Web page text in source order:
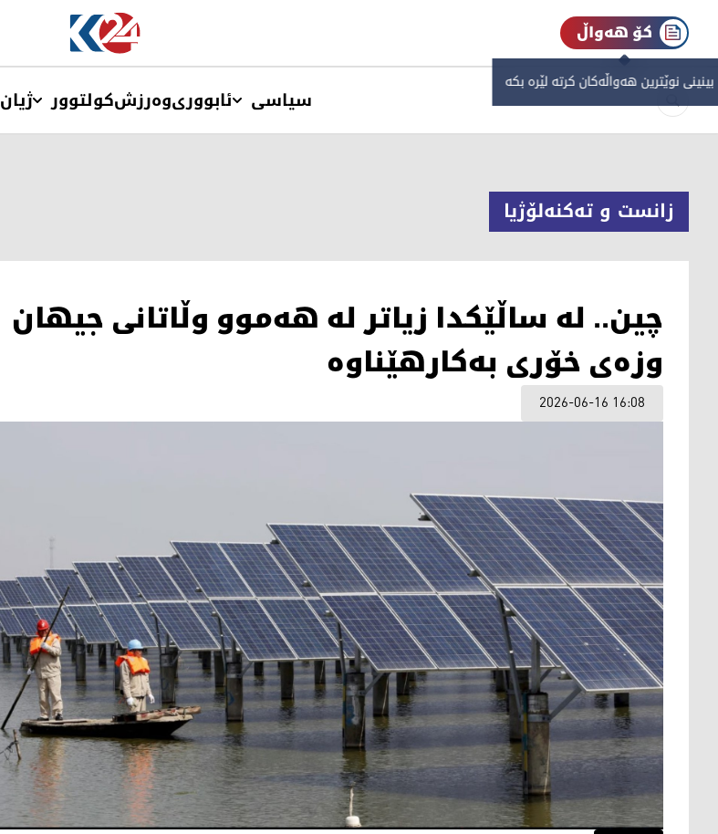
کۆ هەواڵ
نوێترین هەواڵەکان کرتە لێرە بکە
سیاسی ئابووریوەرزشکولتوور ژیان
زانست و تەکنەلۆژیا
چین.. لە ساڵێکدا زیاتر لە هەموو وڵاتانی جیهان
وزەی خۆری بەکارهێناوە
2026-06-16 16:08